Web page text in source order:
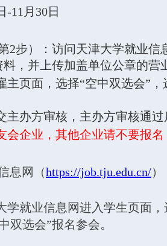
-11月30日
2步）： 访问天津大学就业信
，并上传加盖单位公章的营
页面，选择“空中双选会”，
办方审核，主办方审核通过
企业，其他企业请不要报名
息网（https://job.tju.edu.cn/
就业信息网进入学生页面，
双选会”报名参会。